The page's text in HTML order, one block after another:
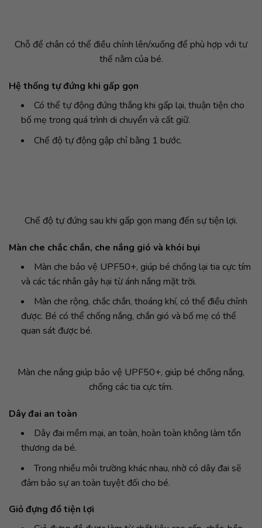
Chỗ để chân có thể điều chỉnh lên/xuống để phù hợp với tư
thế nằm của bé.
Hệ thống tự đứng khi gấp gọn
Có thể tự động đứng thẳng khi gấp lại, thuận tiện cho
bố mẹ trong quá trình di chuyển và cất giữ.
Chế độ tự động gập chỉ bằng 1 bước.
Chế độ tự đứng sau khi gấp gọn mang đến sự tiện lợi.
Màn che chắc chắn, che nắng gió và khói bụi
Màn che bảo vệ UPF50+, giúp bé chống lại tia cực tím
và các tác nhân gây hại từ ánh nắng mặt trời.
Màn che rộng, chắc chắn, thoáng khí, có thể điều chỉnh
được. Bé có thể chống nắng, chắn gió và bố mẹ có thể
quan sát được bé.
Màn che nắng giúp bảo vệ UPF50+, giúp bé chống nắng,
chống các tia cực tím.
Dây đai an toàn
Dây đai mềm mại, an toàn, hoàn toàn không làm tổn
thương da bé.
Trong nhiều môi trường khác nhau, nhờ có dây đai sẽ
đảm bảo sự an toàn tuyệt đối cho bé.
Giỏ đựng đồ tiện lợi